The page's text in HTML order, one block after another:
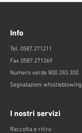
Info
Tel. 0587.271211
Fax 0587.271269
Numero verde 800.283.300
Segnalazioni whistleblowing
I nostri servizi
Raccolta e ritiro